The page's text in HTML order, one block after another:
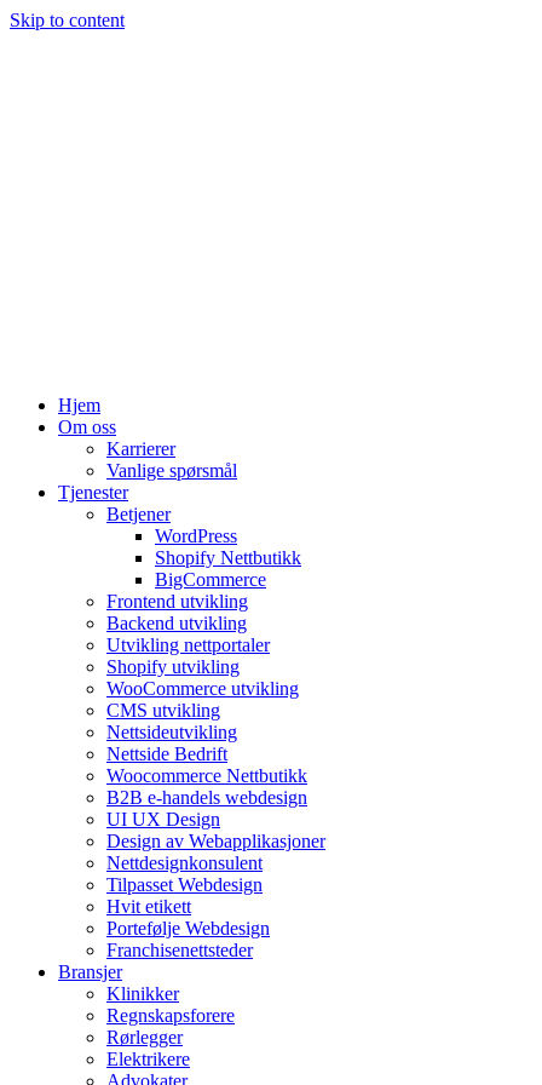
Skip to content
Hjem
Om oss
Karrierer
Vanlige spørsmål
Tjenester
Betjener
WordPress
Shopify Nettbutikk
BigCommerce
Frontend utvikling
Backend utvikling
Utvikling nettportaler
Shopify utvikling
WooCommerce utvikling
CMS utvikling
Nettsideutvikling
Nettside Bedrift
Woocommerce Nettbutikk
B2B e-handels webdesign
UI UX Design
Design av Webapplikasjoner
Nettdesignkonsulent
Tilpasset Webdesign
Hvit etikett
Portefølje Webdesign
Franchisenettsteder
Bransjer
Klinikker
Regnskapsforere
Rørlegger
Elektrikere
Advokater